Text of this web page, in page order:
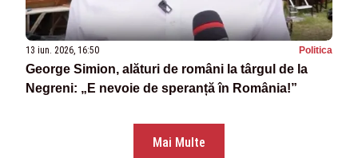
13 iun. 2026, 16:50 Politica
George Simion, alături de români la târgul de la
Negreni: „E nevoie de speranță în România!”
Mai Multe